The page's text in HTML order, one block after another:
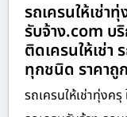
รถเครนให้เช่า
รับจ้าง.com บ
ติดเครนให้เช่า
ทุกชนิด ราคาถูก
รถเครนให้เช่าทุ่งค